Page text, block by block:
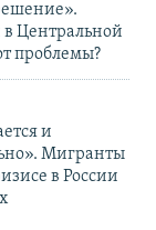
Центральной
проблемы?
и
Мигранты
в России